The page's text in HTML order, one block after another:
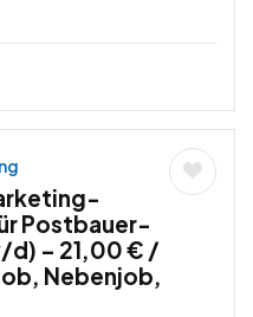
Postbauer-
d) – 21,00 € /
Nebenjob,